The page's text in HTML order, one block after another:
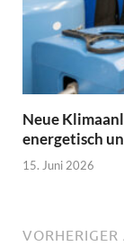
Neue
energetisch
15. Juni 2026
VORHERIGER